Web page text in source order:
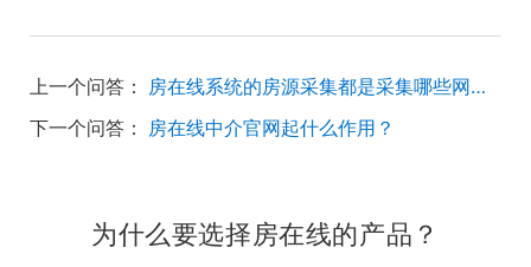
上一个问答：
房在线系统的房源采集都是采集哪些网站的房源的？
下一个问答： 房在线中介官网起什么作用？
为什么要选择房在线的产品？